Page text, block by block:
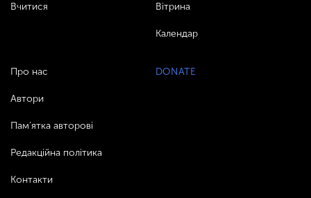
Вчитися Вітрина
Календар
Про нас
Автори
Пам’ятка авторові
Редакційна політика
Контакти
DONATE